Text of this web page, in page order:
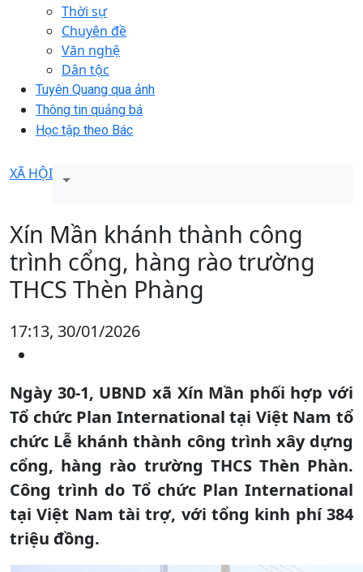
Thời sự
Chuyên đề
Văn nghệ
Dân tộc
Tuyên Quang qua ảnh
Thông tin quảng bá
Học tập theo Bác
XÃ HỘI
Xín Mần khánh thành công
trình cổng, hàng rào trường
THCS Thèn Phàng
17:13, 30/01/2026
Ngày 30-1, UBND xã Xín Mần phối hợp với
Tổ chức Plan International tại Việt Nam tổ
chức Lễ khánh thành công trình xây dựng
cổng, hàng rào trường THCS Thèn Phàn.
Công trình do Tổ chức Plan International
tại Việt Nam tài trợ, với tổng kinh phí 384
triệu đồng.